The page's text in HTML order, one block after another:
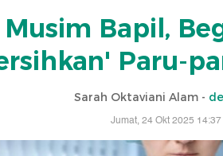
Musim Bapil,
Paru-
Sarah Oktaviani Alam -
Jumat, 24 Okt 2025